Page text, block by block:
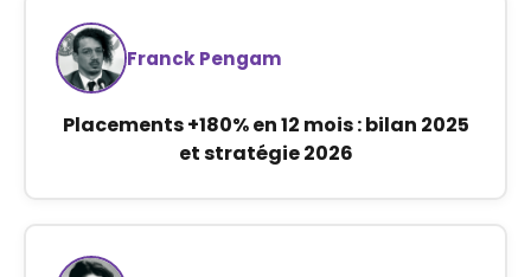
Franck Pengam
Placements +180% en 12 mois : bilan 2025
et stratégie 2026